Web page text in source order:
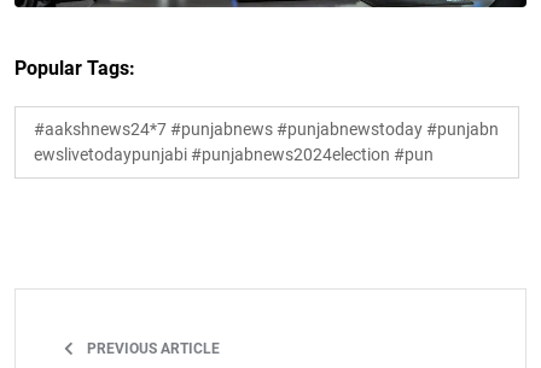
Popular Tags:
#aakshnews24*7 #punjabnews #punjabnewstoday #punjabn
ewslivetodaypunjabi #punjabnews2024election #pun
PREVIOUS ARTICLE